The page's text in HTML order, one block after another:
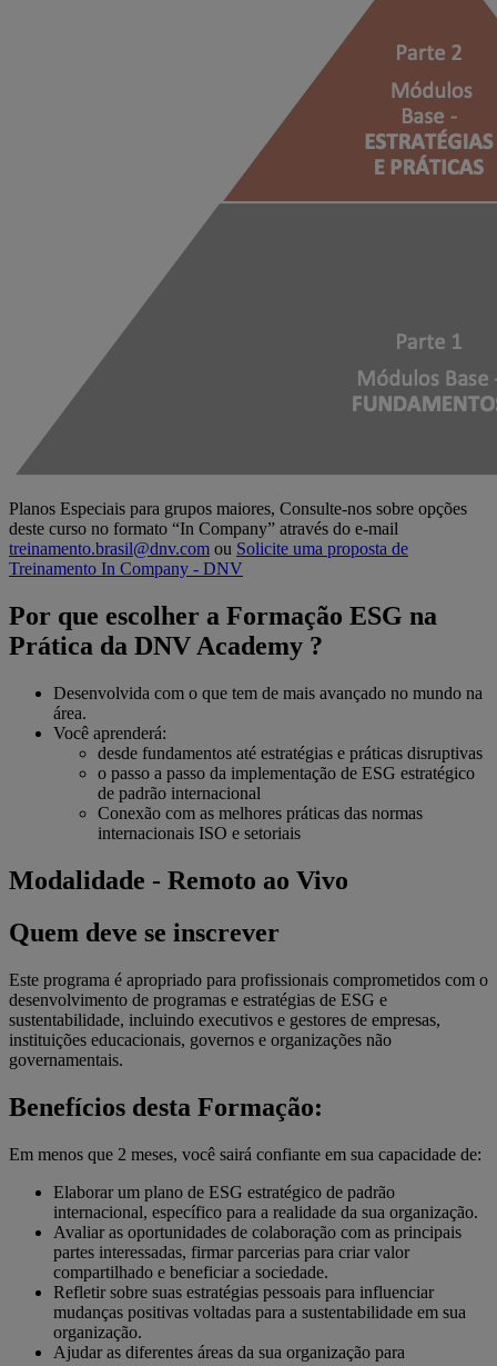
Planos Especiais para grupos maiores, Consulte-nos sobre opções
deste curso no formato “In Company” através do e-mail
treinamento.brasil@dnv.com ou Solicite uma proposta de
Treinamento In Company - DNV
Por que escolher a Formação ESG na
Prática da DNV Academy ?
Desenvolvida com o que tem de mais avançado no mundo na
área.
Você aprenderá:
desde fundamentos até estratégias e práticas disruptivas
o passo a passo da implementação de ESG estratégico
de padrão internacional
Conexão com as melhores práticas das normas
internacionais ISO e setoriais
Modalidade - Remoto ao Vivo
Quem deve se inscrever
Este programa é apropriado para profissionais comprometidos com o
desenvolvimento de programas e estratégias de ESG e
sustentabilidade, incluindo executivos e gestores de empresas,
instituições educacionais, governos e organizações não
governamentais.
Benefícios desta Formação:
Em menos que 2 meses, você sairá confiante em sua capacidade de:
Elaborar um plano de ESG estratégico de padrão
internacional, específico para a realidade da sua organização.
Avaliar as oportunidades de colaboração com as principais
partes interessadas, firmar parcerias para criar valor
compartilhado e beneficiar a sociedade.
Refletir sobre suas estratégias pessoais para influenciar
mudanças positivas voltadas para a sustentabilidade em sua
organização.
Ajudar as diferentes áreas da sua organização para